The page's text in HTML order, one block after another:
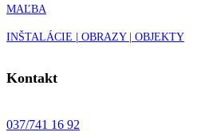
MAĽBA
INŠTALÁCIE | OBRAZY | OBJEKTY
Kontakt
037/741 16 92